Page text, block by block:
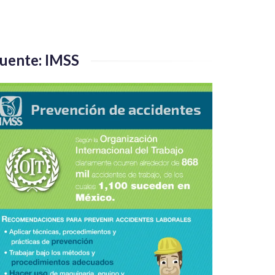
IMSS